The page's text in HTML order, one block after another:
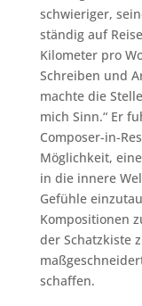
schwieriger,
ständig auf
Kilometer pro
Schreiben und
machte die
mich Sinn.“ Er
Composer-in-
Möglichkeit,
in die innere
Gefühle
Kompositionen
der Schatzkiste
schaffen.